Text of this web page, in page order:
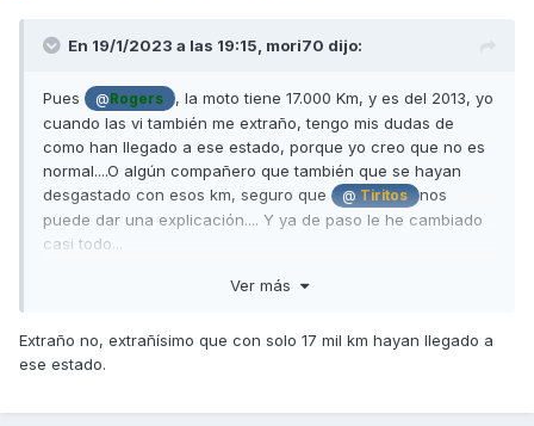
En 19/1/2023 a las 19:15, mori70 dijo:
Pues @Rogers
, la moto tiene 17.000 Km, y es del 2013, yo
cuando las vi también me extraño, tengo mis dudas de
como han llegado a ese estado, porque yo creo que no es
normal....O algún compañero que también que se hayan
desgastado con esos km, seguro que
@Tiritos
nos
puede dar una explicación.... Y ya de paso le he cambiado
casi todo...
Ver más
Extraño no, extrañísimo que con solo 17 mil km hayan llegado a
ese estado.